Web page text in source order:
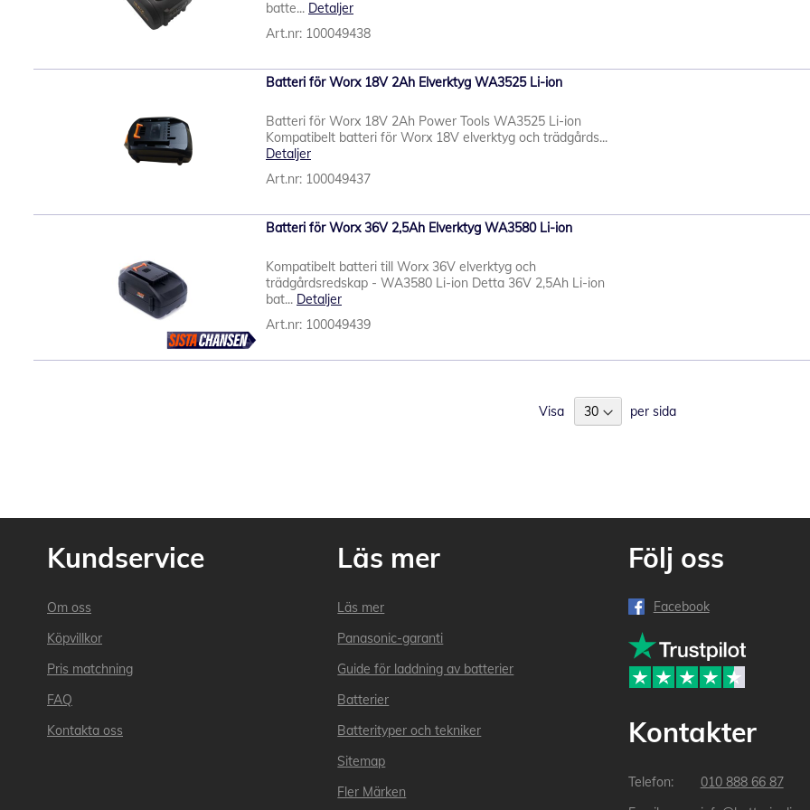
batte... Detaljer
Art.nr: 100049438
Batteri för Worx 18V 2Ah Elverktyg WA3525 Li-ion
Batteri för Worx 18V 2Ah Power Tools WA3525 Li-ion
Kompatibelt batteri för Worx 18V elverktyg och trädgårds...
Detaljer
Art.nr: 100049437
Batteri för Worx 36V 2,5Ah Elverktyg WA3580 Li-ion
Kompatibelt batteri till Worx 36V elverktyg och
trädgårdsredskap - WA3580 Li-ion Detta 36V 2,5Ah Li-ion
bat... Detaljer
Art.nr: 100049439
Visa per sida
Kundservice
Om oss
Köpvillkor
Pris matchning
FAQ
Kontakta oss
Läs mer
Läs mer
Panasonic-garanti
Guide för laddning av batterier
Batterier
Batterityper och tekniker
Sitemap
Fler Märken
Följ oss
Facebook
Kontakter
010 888 66 87